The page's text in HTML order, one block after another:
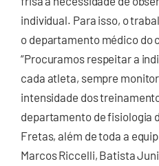
individual. Para isso, o
o departamento médico do
“Procuramos respeitar a
cada atleta, sempre
intensidade dos
departamento de fisiologia
Fretas, além de toda a
Marcos Riccelli, Batista